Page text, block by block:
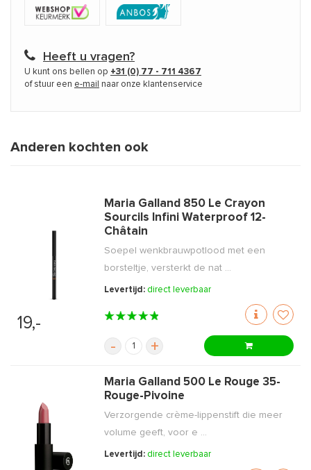
Heeft u vragen?
U kunt ons bellen op +31 (0) 77 - 711 4367
of stuur een e-mail naar onze klantenservice
Anderen kochten ook
19,-
Maria Galland 850 Le Crayon
Sourcils Infini Waterproof 12-
Châtain
Soepel wenkbrauwpotlood met een
borsteltje, versterkt de nat ...
Levertijd: direct leverbaar
- +
Maria Galland 500 Le Rouge 35-
Rouge-Pivoine
Verzorgende crème-lippenstift die meer
volume geeft, voor e ...
Levertijd: direct leverbaar